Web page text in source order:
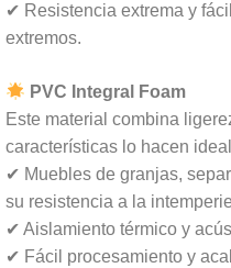
✔ Resistencia extrema y
extremos.
PVC Integral Foam
Este material combina
características lo hacen
✔ Muebles de granjas,
su resistencia a la
✔ Aislamiento térmico y
✔ Fácil procesamiento y